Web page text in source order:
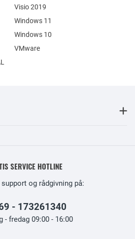
Visio 2019
Windows 11
Windows 10
VMware
SERVICE HOTLINE
og rådgivning på:
- 173261340
- fredag 09:00 - 16:00